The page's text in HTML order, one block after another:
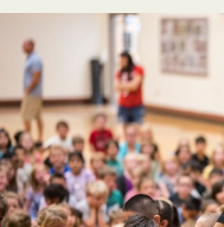
Грант
Товарищество
Год